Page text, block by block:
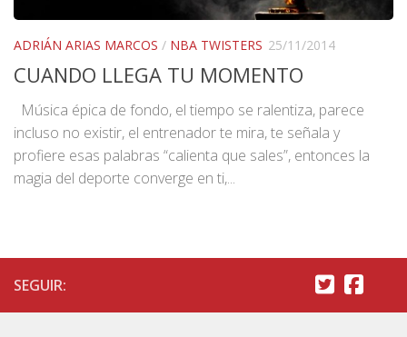
ADRIÁN ARIAS MARCOS / NBA TWISTERS 25/11/2014
CUANDO LLEGA TU MOMENTO
Música épica de fondo, el tiempo se ralentiza, parece
incluso no existir, el entrenador te mira, te señala y
profiere esas palabras “calienta que sales”, entonces la
magia del deporte converge en ti,...
SEGUIR: